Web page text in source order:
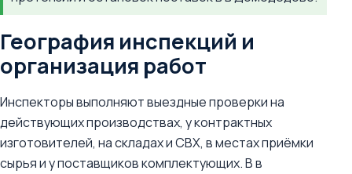
География инспекций и
организация работ
Инспекторы выполняют выездные проверки на
действующих производствах, у контрактных
изготовителей, на складах и СВХ, в местах приёмки
сырья и у поставщиков комплектующих. В в